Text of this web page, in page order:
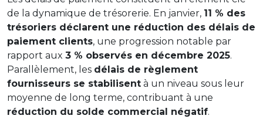
de la dynamique de trésorerie. En janvier, 11 % des
trésoriers déclarent une réduction des délais de
paiement clients, une progression notable par
rapport aux 3 % observés en décembre 2025.
Parallèlement, les délais de règlement
fournisseurs se stabilisent à un niveau sous leur
moyenne de long terme, contribuant à une
réduction du solde commercial négatif.